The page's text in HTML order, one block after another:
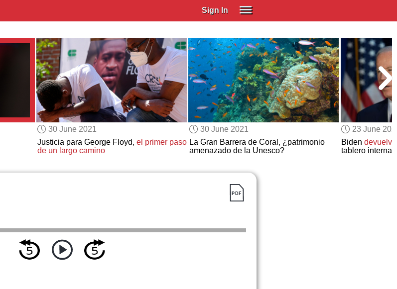
Sign In
Spanish (Spain)
Spanish (Latino)
SUBSCRIBE
EDUCATIONAL LICENSES
GIFT CARDS
OTHER LANGUAGES
ABOUT US
30 June 2021
Justicia para George Floyd, el primer paso
de un largo camino
30 June 2021
La Gran Barrera de Coral, ¿patrimonio
amenazado de la Unesco?
23 June
Biden
tablero